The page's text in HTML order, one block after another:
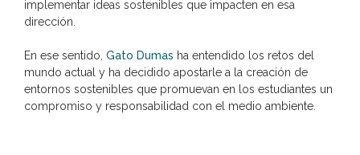
implementar ideas sostenibles que impacten en esa
dirección.
En ese sentido, Gato Dumas ha entendido los retos del
mundo actual y ha decidido apostarle a la creación de
entornos sostenibles que promuevan en los estudiantes un
compromiso y responsabilidad con el medio ambiente.